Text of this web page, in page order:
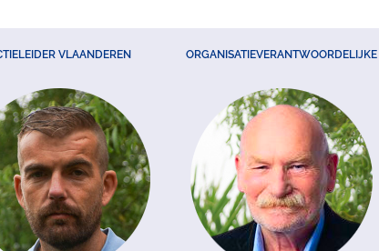
VLAANDEREN ORGANISATIEVERANTWOORDELIJKE